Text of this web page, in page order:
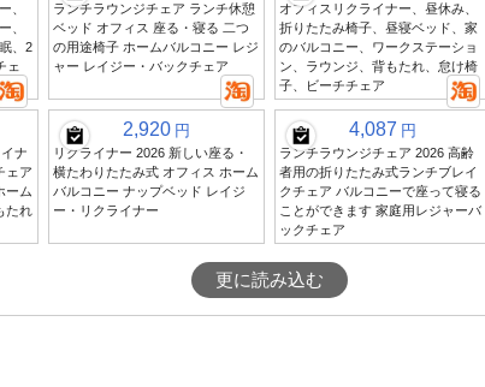
、
、
、2
ェ
ランチラウンジチェア ランチ休憩
ベッド オフィス 座る・寝る 二つ
の用途椅子 ホームバルコニー レジ
ャー レイジー・バックチェア
オフィスリクライナー、昼休み、
折りたたみ椅子、昼寝ベッド、家
のバルコニー、ワークステーショ
ン、ラウンジ、背もたれ、怠け椅
子、ビーチチェア
ナ
ェア
ーム
たれ
2,920 円
リクライナー 2026 新しい座る・
横たわりたたみ式 オフィス ホーム
バルコニー ナップベッド レイジ
ー・リクライナー
4,087 円
ランチラウンジチェア 2026 高齢
者用の折りたたみ式ランチブレイ
クチェア バルコニーで座って寝る
ことができます 家庭用レジャーバ
ックチェア
更に読み込む